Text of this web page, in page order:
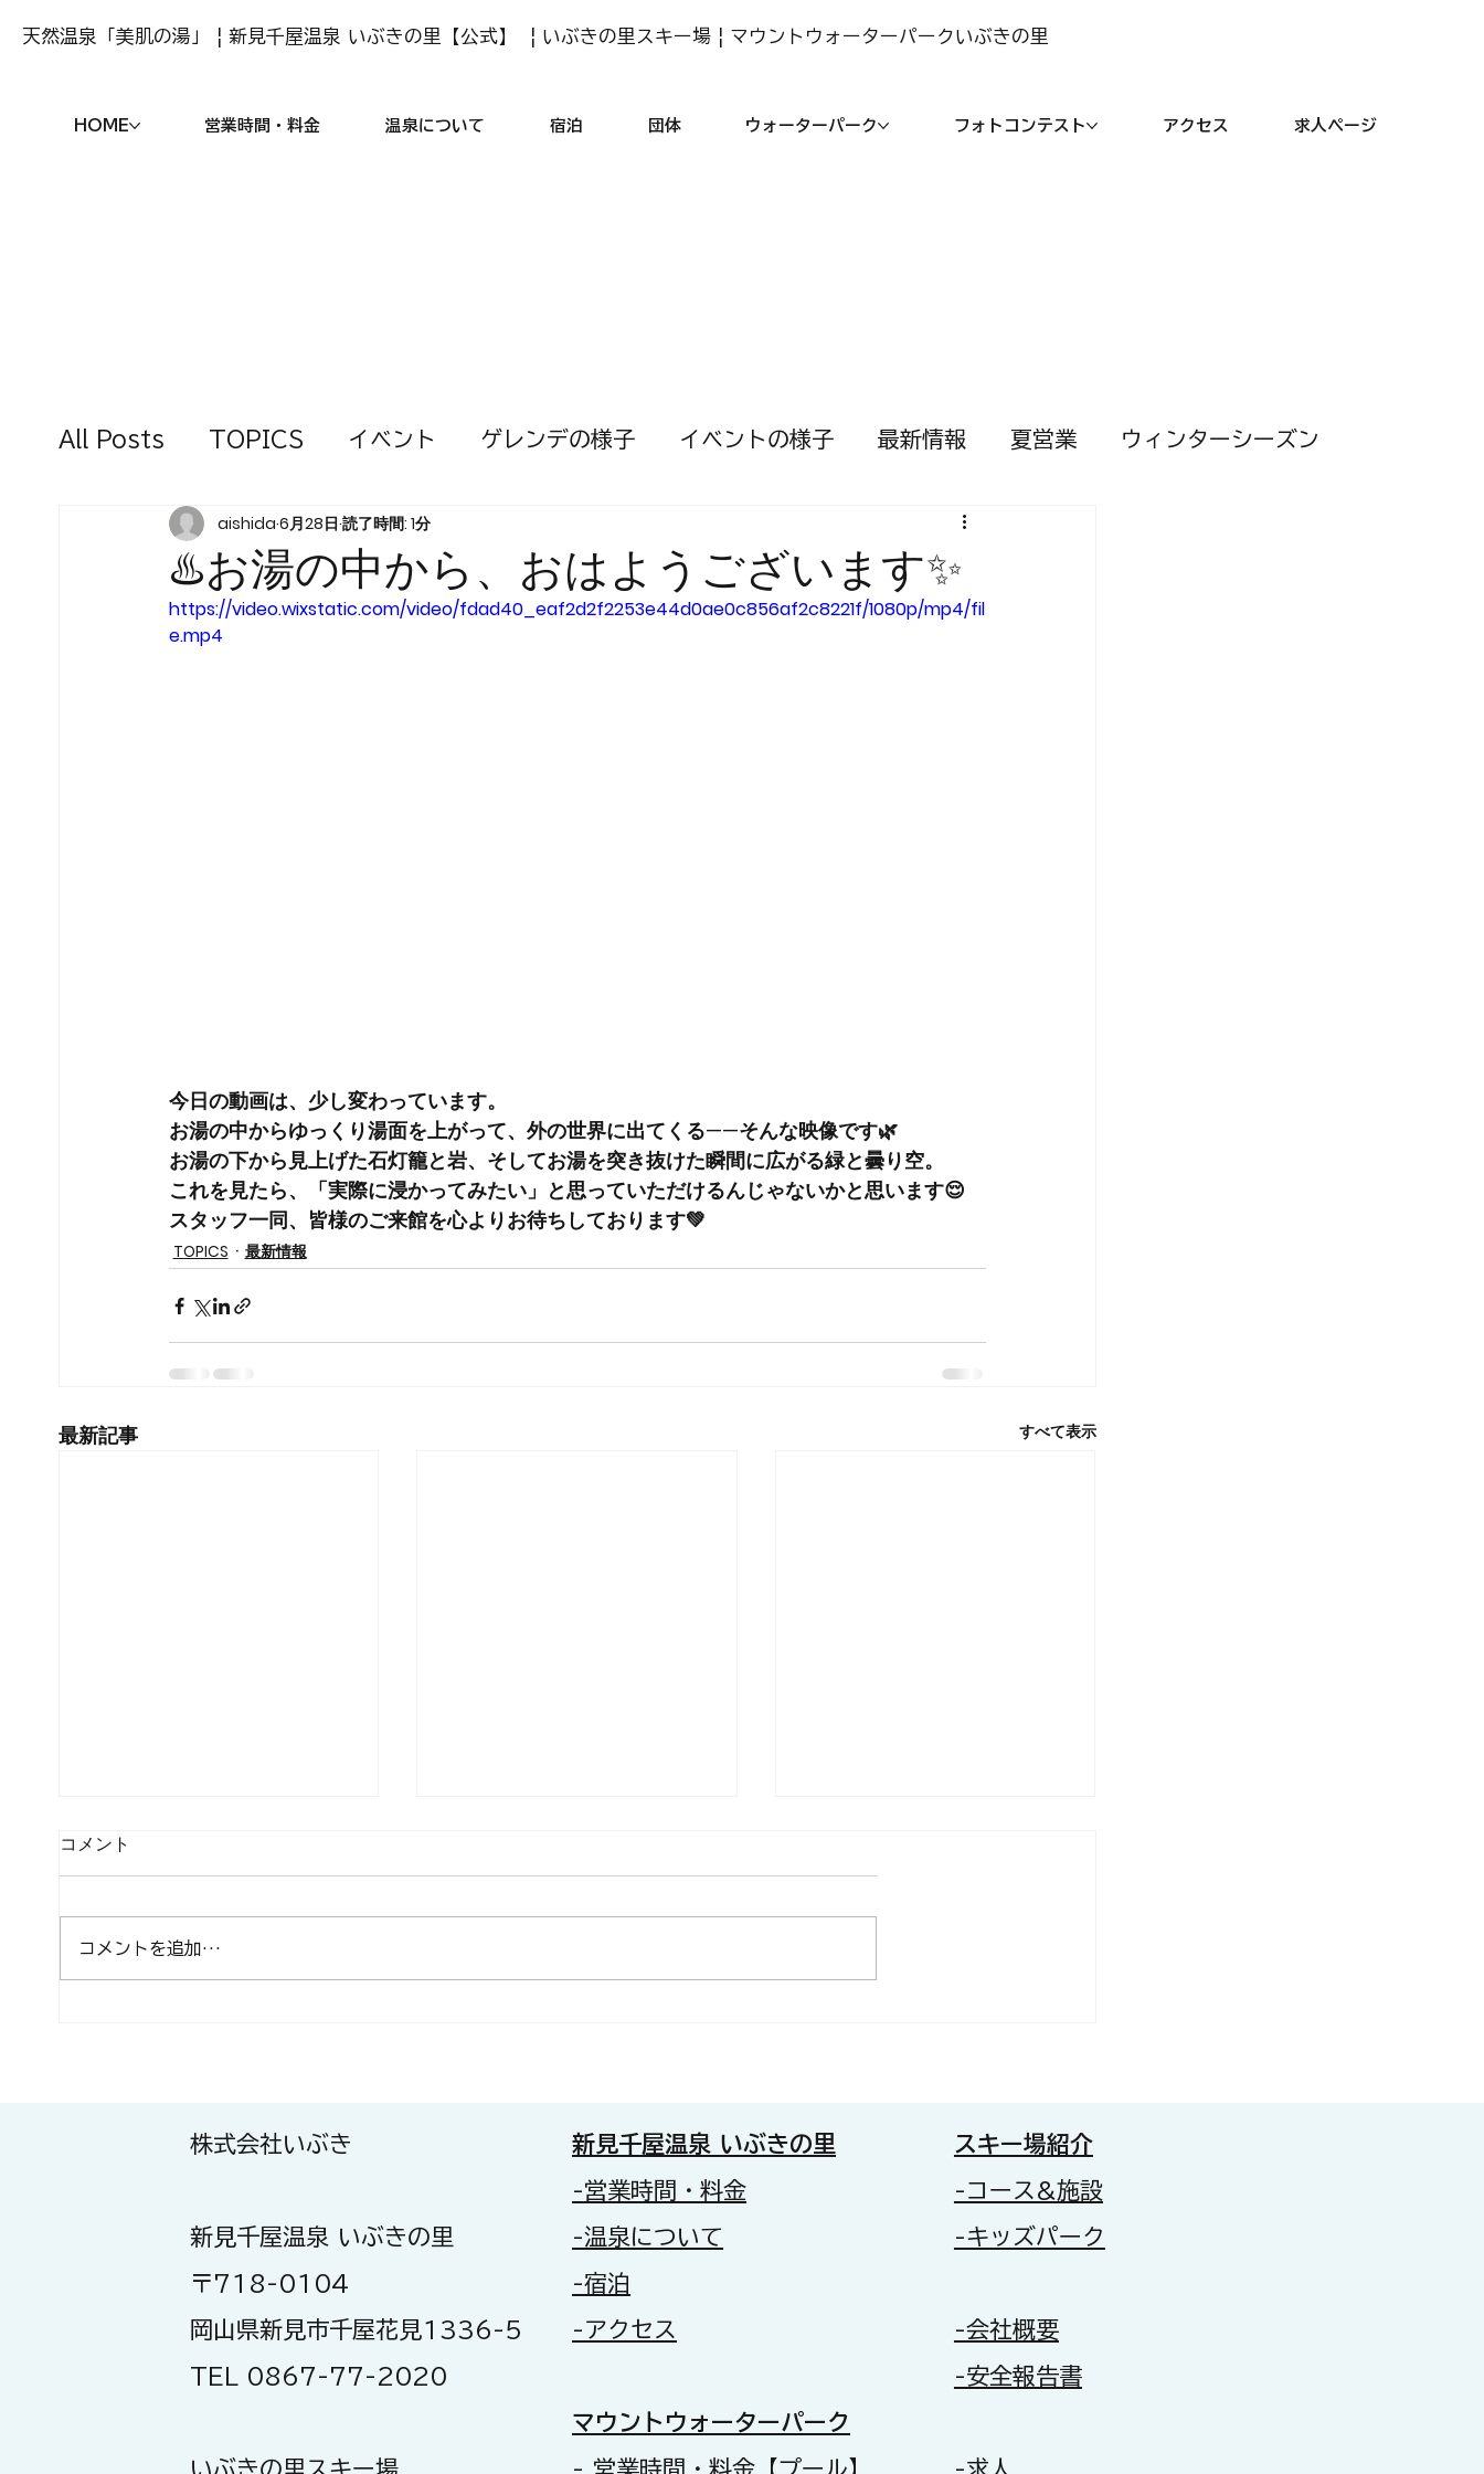
天然温泉「美肌の湯」 | 新見千屋温泉 いぶきの里【公式】 | いぶきの里スキー場 | マウントウォーターパークいぶきの里
HOME 営業時間・料金 温泉について 宿泊 団体 ウォーターパーク フォトコンテスト アクセス 求人ページ
All Posts TOPICS イベント ゲレンデの様子 イベントの様子 最新情報 夏営業 ウィンターシーズン
♨️お湯の中から、おはようございます✨
aishida 6月28日 読了時間: 1分
https://video.wixstatic.com/video/fdad40_eaf2d2f2253e44d0ae0c856af2c8221f/1080p/mp4/fil
e.mp4
今日の動画は、少し変わっています。
お湯の中からゆっくり湯面を上がって、外の世界に出てくる——そんな映像です🌿
お湯の下から見上げた石灯籠と岩、そしてお湯を突き抜けた瞬間に広がる緑と曇り空。
これを見たら、「実際に浸かってみたい」と思っていただけるんじゃないかと思います😌
スタッフ一同、皆様のご来館を心よりお待ちしております💚
TOPICS 最新情報
最新記事 すべて表示
コメント
コメントを追加…
株式会社いぶき
新見千屋温泉 いぶきの里
〒718-0104
岡山県新見市千屋花見1336-5
TEL 0867-77-2020
いぶきの里スキー場
新見千屋温泉 いぶきの里
-営業時間・料金
-温泉について
-宿泊
-アクセス
​マウントウォーターパーク
- 営業時間・料金【プール】
スキー場紹介
-コース&施設
-キッズパーク
-会社概要
-安全報告書
-求人